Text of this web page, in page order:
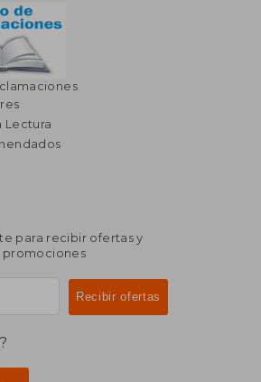
$ 37.76
$ 22.66
Lectura
para recibir ofertas y
promociones